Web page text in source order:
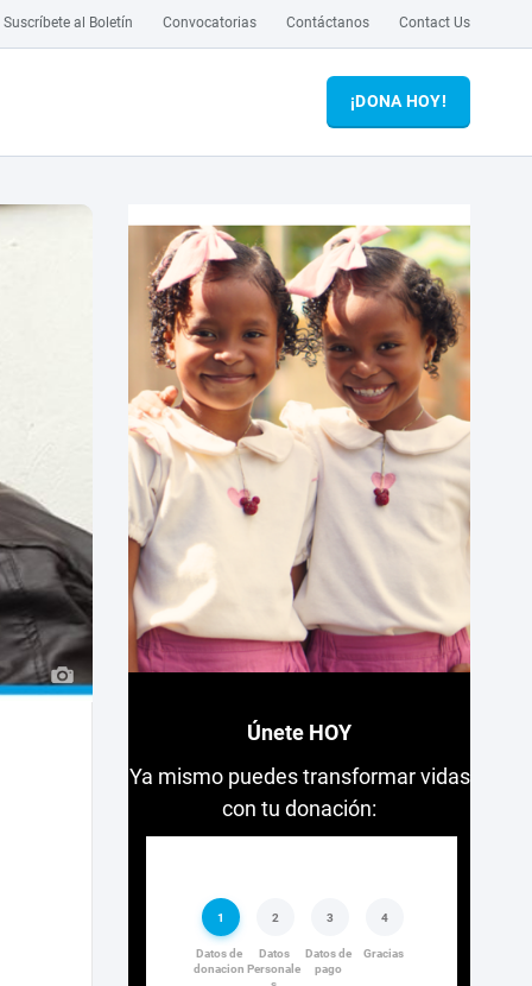
Suscríbete al Boletín Convocatorias Contáctanos Contact Us
¡DONA HOY!
Únete HOY
Ya mismo puedes transformar vidas
con tu donación: